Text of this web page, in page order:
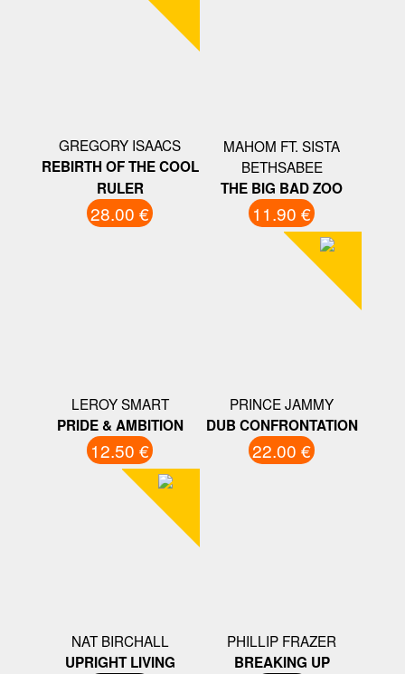
GREGORY ISAACS
REBIRTH OF THE COOL
RULER
28.00 €
MAHOM FT. SISTA
BETHSABEE
THE BIG BAD ZOO
11.90 €
LEROY SMART
PRIDE & AMBITION
12.50 €
PRINCE JAMMY
DUB CONFRONTATION
22.00 €
NAT BIRCHALL
UPRIGHT LIVING
PHILLIP FRAZER
BREAKING UP